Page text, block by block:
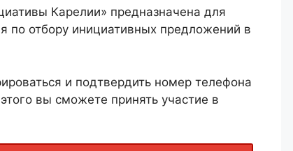
Карелии» предназначена для
по отбору инициативных предложений в
и подтвердить номер телефона
вы сможете принять участие в